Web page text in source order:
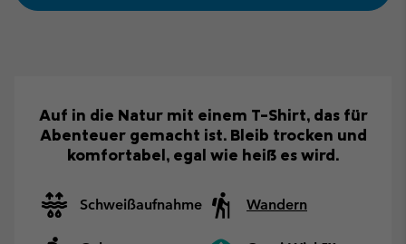
Auf in die Natur mit einem T-Shirt, das für
Abenteuer gemacht ist. Bleib trocken und
komfortabel, egal wie heiß es wird.
Schweißaufnahme Wandern